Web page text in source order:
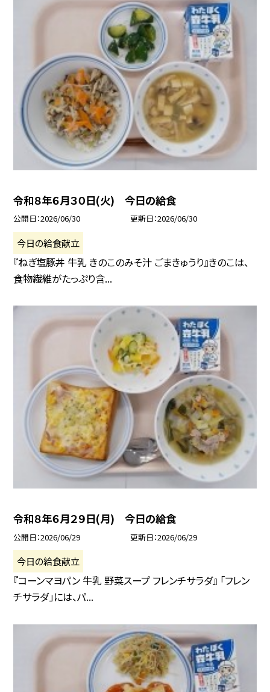
令和８年６月３０日(火) 今日の給食
公開日 2026/06/30 更新日 2026/06/30
今日の給食献立
『ねぎ塩豚丼 牛乳 きのこのみそ汁 ごまきゅうり』きのこは、
食物繊維がたっぷり含...
令和８年６月２９日(月) 今日の給食
公開日 2026/06/29 更新日 2026/06/29
今日の給食献立
『コーンマヨパン 牛乳 野菜スープ フレンチサラダ』 「フレン
チサラダ」には、パ...